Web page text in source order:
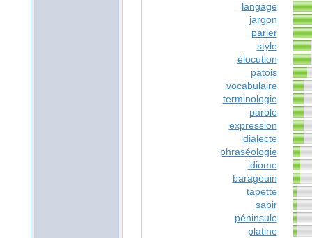
langage
jargon
parler
style
élocution
patois
vocabulaire
terminologie
parole
expression
dialecte
phraséologie
idiome
baragouin
tapette
sabir
péninsule
platine